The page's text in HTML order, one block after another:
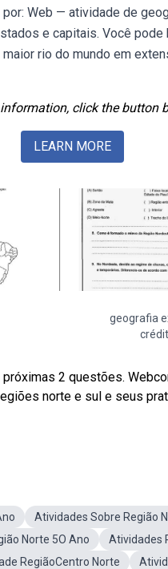
Web — atividade de
e capitais. Você pode
rio do mundo em
click the button
LEARN MORE
geografia
2 questões.
norte e sul e seus
Atividades Sobre Região
Norte 5O Ano Atividades
RegiãoCentro Norte